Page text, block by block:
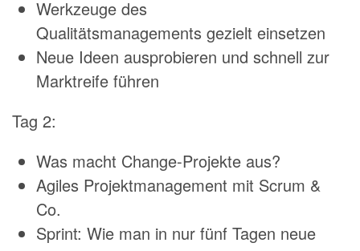
Werkzeuge des
Qualitätsmanagements gezielt einsetzen
Neue Ideen ausprobieren und schnell zur
Marktreife führen
Tag 2:
Was macht Change-Projekte aus?
Agiles Projektmanagement mit Scrum &
Co.
Sprint: Wie man in nur fünf Tagen neue